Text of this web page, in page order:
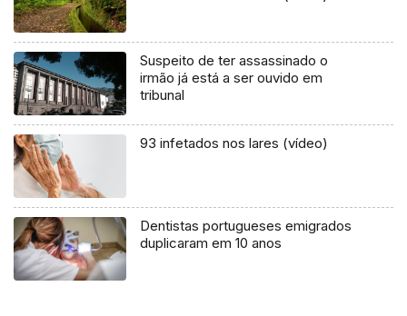
Suspeito de ter assassinado o
irmão já está a ser ouvido em
tribunal
93 infetados nos lares (vídeo)
Dentistas portugueses emigrados
duplicaram em 10 anos